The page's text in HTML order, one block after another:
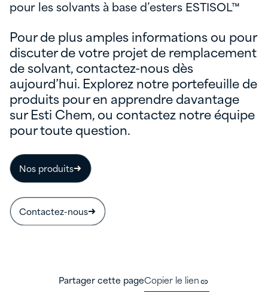
pour les solvants à base d’esters ESTISOL™
Pour de plus amples informations ou pour
discuter de votre projet de remplacement
de solvant, contactez-nous dès
aujourd’hui. Explorez notre portefeuille de
produits pour en apprendre davantage
sur Esti Chem, ou contactez notre équipe
pour toute question.
Nos produits
Contactez-nous
Partager cette pageCopier le lien